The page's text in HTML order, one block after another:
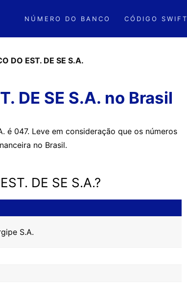
NÚMERO DO BANCO CÓDIGO SWIFT
DO EST. DE SE S.A.
DE SE S.A. no Brasil
é 047. Leve em consideração que os números
no Brasil.
DE SE S.A.?
S.A.